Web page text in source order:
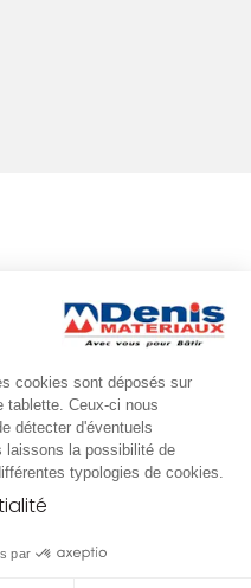
cookies sont déposés sur
tablette. Ceux-ci nous
détecter d'éventuels
laissons la possibilité de
typologies de cookies.
par